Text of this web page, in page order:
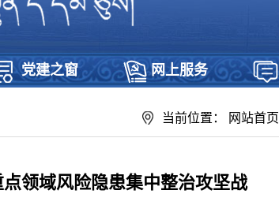
党建之窗 网上服务
当前位置： 网站首页
领域风险隐患集中整治攻坚战